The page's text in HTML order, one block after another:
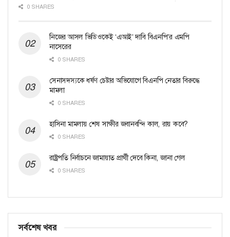
0 SHARES
নিজের আসল ভিডিওকেই ‘এআই’ দাবি বিএনপি’র এমপি
নাসেরের
0 SHARES
সেনাসদস্যকে ধর্ষণ চেষ্টার অভিযোগে বিএনপি নেতার বিরুদ্ধে
মামলা
0 SHARES
হাসিনা মামলায় শেষ সাক্ষীর জবানবন্দি কাল, রায় কবে?
0 SHARES
রাষ্ট্রপতি নির্বাচনে জামায়াত প্রার্থী দেবে কিনা, জানা গেল
0 SHARES
সর্বশেষ খবর